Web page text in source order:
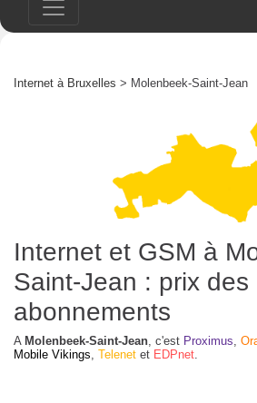
Internet à Bruxelles > Molenbeek-Saint-Jean
Internet et GSM à
Saint-Jean : prix des
abonnements
A Molenbeek-Saint-Jean, c'est Proximus,
Mobile Vikings, Telenet et EDPnet.